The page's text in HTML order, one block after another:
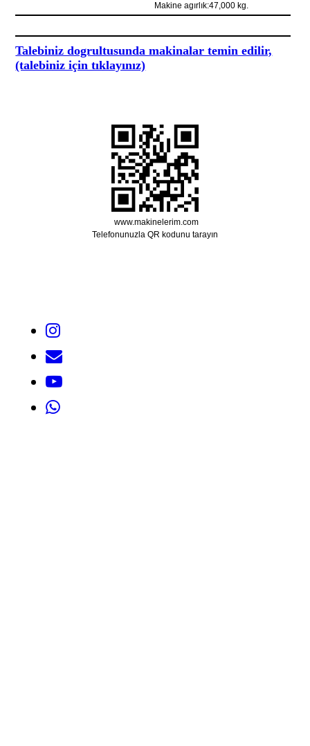
Makine agırlık:47,000 kg.
Talebiniz dogrultusunda makinalar temin edilir,
(talebiniz için tıklayınız)
www.makinelerim.com
Telefonunuzla QR kodunu tarayın